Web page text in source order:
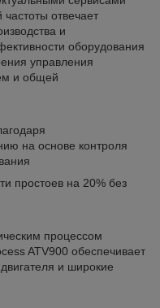
отвечает
и
оборудования
управления
и общей
на основе контроля
простоев на 20% без
процессом
ATV900 обеспечивает
и широкие